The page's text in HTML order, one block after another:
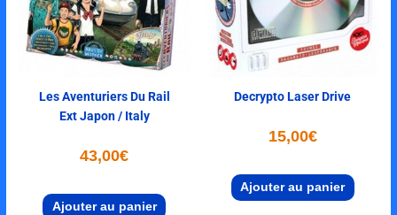
Les Aventuriers Du Rail
Ext Japon / Italy
43,00€
Ajouter au panier
Decrypto Laser Drive
15,00€
Ajouter au panier